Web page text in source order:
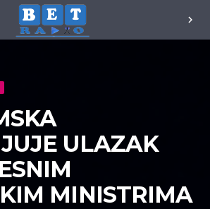
chevron_right
ULAZAK
MINISTRIMA